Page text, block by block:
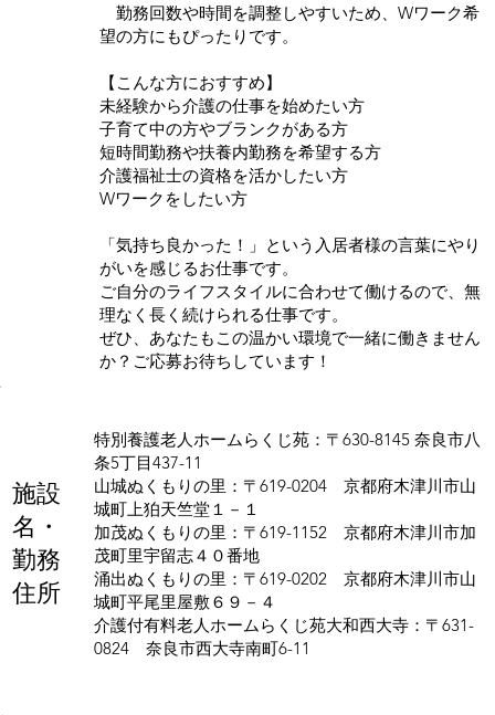
勤務回数や時間を調整しやすいため、Wワーク希
望の方にもぴったりです。
【こんな方におすすめ】
未経験から介護の仕事を始めたい方
子育て中の方やブランクがある方
短時間勤務や扶養内勤務を希望する方
介護福祉士の資格を活かしたい方
Wワークをしたい方
「気持ち良かった！」という入居者様の言葉にやり
がいを感じるお仕事です。
ご自分のライフスタイルに合わせて働けるので、無
理なく長く続けられる仕事です。
ぜひ、あなたもこの温かい環境で一緒に働きません
か？ご応募お待ちしています！
施設
名・
勤務
住所
特別養護老人ホームらくじ苑：〒630-8145 奈良市八
条5丁目437-11
山城ぬくもりの里：〒619-0204 京都府木津川市山
城町上狛天竺堂１－１
加茂ぬくもりの里：〒619-1152 京都府木津川市加
茂町里宇留志４０番地
涌出ぬくもりの里：〒619-0202 京都府木津川市山
城町平尾里屋敷６９－４
介護付有料老人ホームらくじ苑大和西大寺：〒631-
0824 奈良市西大寺南町6-11